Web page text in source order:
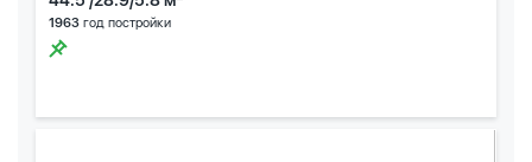
1963 год постройки